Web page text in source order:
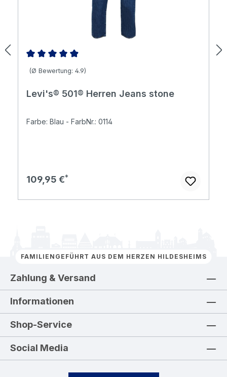
Durchschnittliche Bewertung von 4.9 von 5 Sternen
(Ø Bewertung: 4.9)
Levi's® 501® Herren Jeans stone
Farbe: Blau - FarbNr.: 0114
Regulärer Preis:
109,95 €
FAMILIENGEFÜHRT AUS DEM HERZEN HILDESHEIMS
Zahlung & Versand
Informationen
Shop-Service
Social Media